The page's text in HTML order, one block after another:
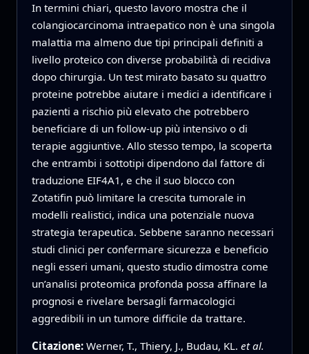
In termini chiari, questo lavoro mostra che il
colangiocarcinoma intraepatico non è una singola
malattia ma almeno due tipi principali definiti a
livello proteico con diverse probabilità di recidiva
dopo chirurgia. Un test mirato basato su quattro
proteine potrebbe aiutare i medici a identificare i
pazienti a rischio più elevato che potrebbero
beneficiare di un follow-up più intensivo o di
terapie aggiuntive. Allo stesso tempo, la scoperta
che entrambi i sottotipi dipendono dal fattore di
traduzione EIF4A1, e che il suo blocco con
Zotatifin può limitare la crescita tumorale in
modelli realistici, indica una potenziale nuova
strategia terapeutica. Sebbene saranno necessari
studi clinici per confermare sicurezza e beneficio
negli esseri umani, questo studio dimostra come
un’analisi proteomica profonda possa affinare la
prognosi e rivelare bersagli farmacologici
aggredibili in un tumore difficile da trattare.
Citazione: Werner, T., Thiery, J., Budau, KL. et al.